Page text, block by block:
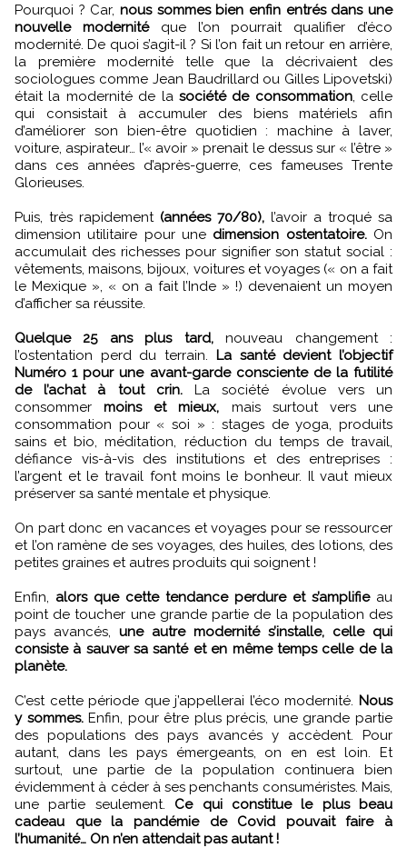
Pourquoi ? Car, nous sommes bien enfin entrés dans une
nouvelle modernitéque l’on pourrait qualifier d’éco
modernité. De quoi s’agit-il ? Si l’on fait un retour en arrière,
la première modernité telle que la décrivaient des
sociologues comme Jean Baudrillard ou Gilles Lipovetski)
était la modernité de la société de consommation, celle
qui consistait à accumuler des biens matériels afin
d’améliorer son bien-être quotidien : machine à laver,
voiture, aspirateur… l’« avoir » prenait le dessus sur « l’être »
dans ces années d’après-guerre, ces fameuses Trente
Glorieuses.
Puis, très rapidement (années 70/80), l’avoir a troqué sa
dimension utilitaire pour une dimension ostentatoire.On
accumulait des richesses pour signifier son statut social :
vêtements, maisons, bijoux, voitures et voyages (« on a fait
le Mexique », « on a fait l’Inde » !) devenaient un moyen
d’afficher sa réussite.
Quelque 25 ans plus tard,nouveau changement :
l’ostentation perd du terrain. La santé devient l’objectif
Numéro 1 pour une avant-garde consciente de la futilité
de l’achat à tout crin.La société évolue vers un
consommermoins et mieux, mais surtout vers une
consommation pour « soi » : stages de yoga, produits
sains et bio, méditation, réduction du temps de travail,
défiance vis-à-vis des institutions et des entreprises :
l’argent et le travail font moins le bonheur. Il vaut mieux
préserver sa santé mentale et physique.
On part donc en vacances et voyages pour se ressourcer
et l’on ramène de ses voyages, des huiles, des lotions, des
petites graines et autres produits qui soignent !
Enfin, alors que cette tendance perdure et s’amplifieau
point de toucher une grande partie de la population des
pays avancés, une autre modernité s’installe, celle qui
consiste à sauver sa santé et en même temps celle de la
planète.
C’est cette période que j’appellerai l’éco modernité. Nous
y sommes.Enfin, pour être plus précis, une grande partie
des populations des pays avancés y accèdent. Pour
autant, dans les pays émergeants, on en est loin. Et
surtout, une partie de la population continuera bien
évidemment à céder à ses penchants consuméristes. Mais,
une partie seulement. Ce qui constitue le plus beau
cadeau que la pandémie de Covid pouvait faire à
l’humanité… On n’en attendait pas autant !